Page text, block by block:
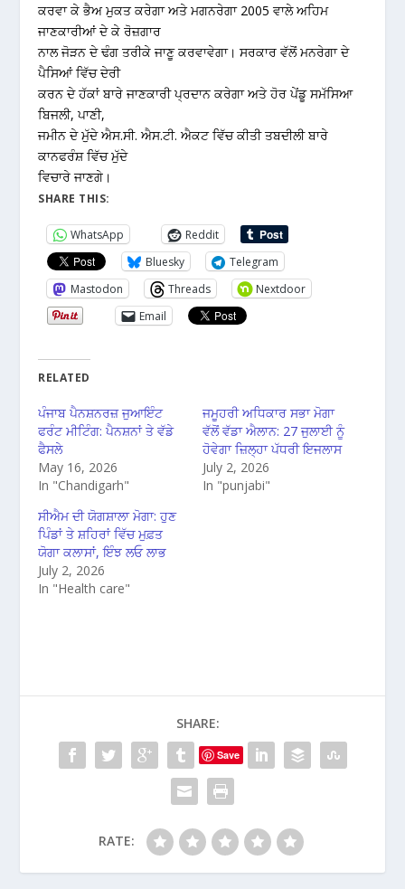
ਕਰਵਾ ਕੇ ਭੈਅ ਮੁਕਤ ਕਰੇਗਾ ਅਤੇ ਮਗਨਰੇਗਾ 2005 ਵਾਲੇ ਅਹਿਮ
ਜਾਣਕਾਰੀਆਂ ਦੇ ਕੇ ਰੋਜ਼ਗਾਰ
ਨਾਲ ਜੋੜਨ ਦੇ ਢੰਗ ਤਰੀਕੇ ਜਾਣੂ ਕਰਵਾਵੇਗਾ। ਸਰਕਾਰ ਵੱਲੋਂ ਮਨਰੇਗਾ ਦੇ
ਪੈਸਿਆਂ ਵਿੱਚ ਦੇਰੀ
ਕਰਨ ਦੇ ਹੱਕਾਂ ਬਾਰੇ ਜਾਣਕਾਰੀ ਪ੍ਰਦਾਨ ਕਰੇਗਾ ਅਤੇ ਹੋਰ ਪੇਂਡੂ ਸਮੱਸਿਆ
ਬਿਜਲੀ, ਪਾਣੀ,
ਜਮੀਨ ਦੇ ਮੁੱਦੇ ਐਸ.ਸੀ. ਐਸ.ਟੀ. ਐਕਟ ਵਿੱਚ ਕੀਤੀ ਤਬਦੀਲੀ ਬਾਰੇ
ਕਾਨਫਰੰਸ਼ ਵਿੱਚ ਮੁੱਦੇ
ਵਿਚਾਰੇ ਜਾਣਗੇ।
SHARE THIS:
WhatsApp
Reddit
Bluesky
Telegram
Mastodon
Threads
Nextdoor
Email
RELATED
ਪੰਜਾਬ ਪੈਨਸ਼ਨਰਜ਼ ਜੁਆਇੰਟ
ਫਰੰਟ ਮੀਟਿੰਗ: ਪੈਨਸ਼ਨਾਂ ਤੇ ਵੱਡੇ
ਫੈਸਲੇ
May 16, 2026
In "Chandigarh"
ਜਮੂਹਰੀ ਅਧਿਕਾਰ ਸਭਾ ਮੋਗਾ
ਵੱਲੋਂ ਵੱਡਾ ਐਲਾਨ: 27 ਜੁਲਾਈ ਨੂੰ
ਹੋਵੇਗਾ ਜ਼ਿਲ੍ਹਾ ਪੱਧਰੀ ਇਜਲਾਸ
July 2, 2026
In "punjabi"
ਸੀਐਮ ਦੀ ਯੋਗਸ਼ਾਲਾ ਮੋਗਾ: ਹੁਣ
ਪਿੰਡਾਂ ਤੇ ਸ਼ਹਿਰਾਂ ਵਿੱਚ ਮੁਫ਼ਤ
ਯੋਗਾ ਕਲਾਸਾਂ, ਇੰਝ ਲਓ ਲਾਭ
July 2, 2026
In "Health care"
SHARE:
Save
RATE: